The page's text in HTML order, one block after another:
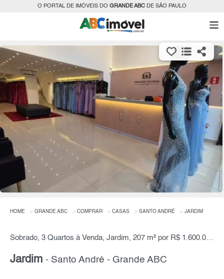
O PORTAL DE IMÓVEIS DO GRANDE ABC DE SÃO PAULO
HOME GRANDE ABC COMPRAR CASAS SANTO ANDRÉ JARDIM
Sobrado, 3 Quartos à Venda, Jardim, 207 m² por R$ 1.600.000,00
Jardim - Santo André - Grande ABC